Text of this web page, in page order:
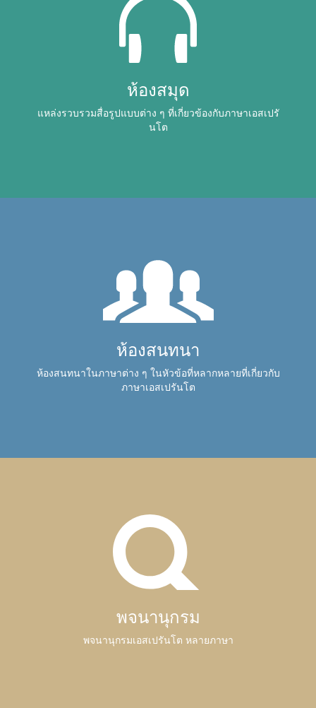
ห้องสมุด
แหล่งรวบรวมสื่อรูปแบบต่าง ๆ ที่เกี่ยวข้องกับภาษาเอสเปรั
นโต
ห้องสนทนา
ห้องสนทนาในภาษาต่าง ๆ ในหัวข้อที่หลากหลายที่เกี่ยวกับ
ภาษาเอสเปรันโต
พจนานุกรม
พจนานุกรมเอสเปรันโต หลายภาษา